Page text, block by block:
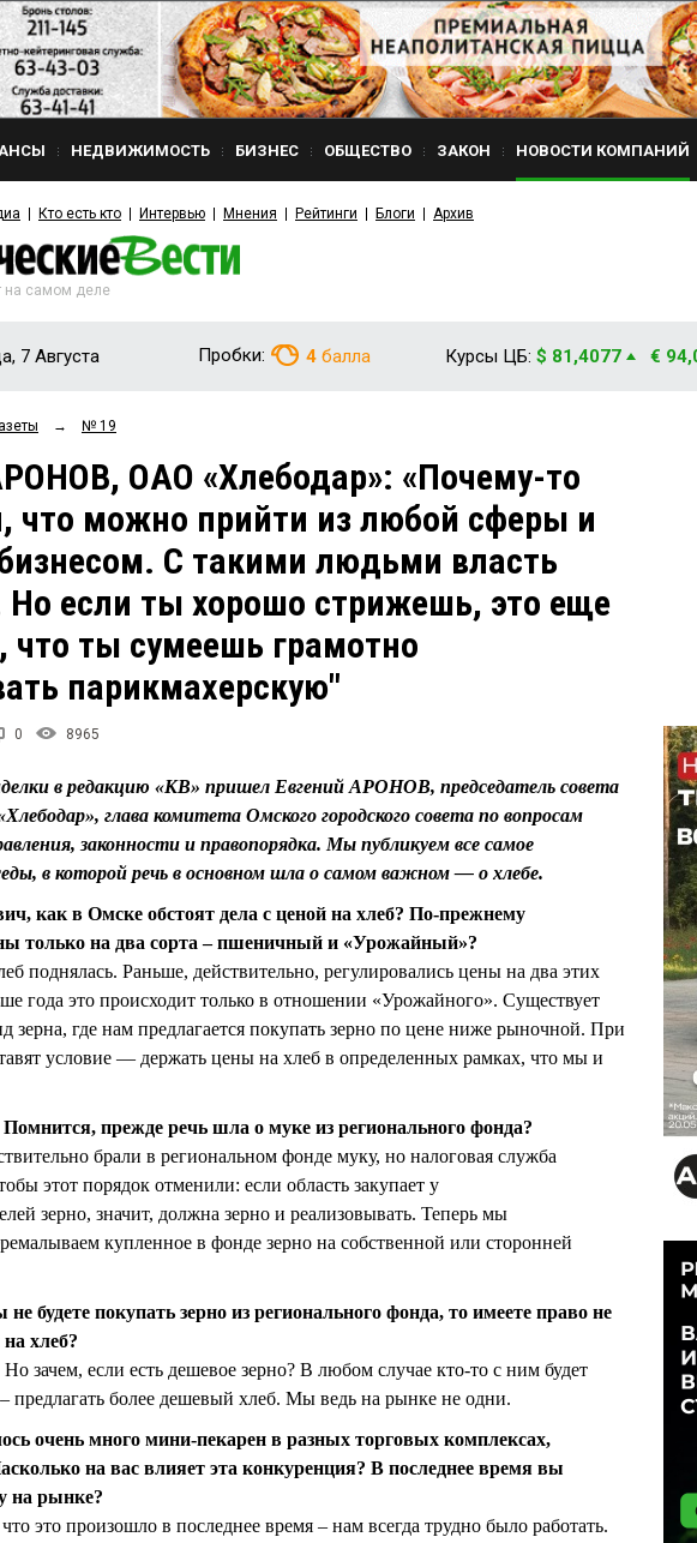
НЕДВИЖИМОСТЬ БИЗНЕС ОБЩЕСТВО ЗАКОН НОВОСТИ КОМПАНИЙ
Кто есть кто Интервью Мнения Рейтинги Блоги Архив
на самом деле
7 Августа Пробки: 4 балла Курсы ЦБ: $ 81,4077 €
→ № 19
ОАО «Хлебодар»: «Почему-то
что можно прийти из любой сферы и
С такими людьми власть
Но если ты хорошо стрижешь, это еще
что ты сумеешь грамотно
парикмахерскую"
0 8965
в редакцию «КВ» пришел Евгений АРОНОВ, председатель совета
глава комитета Омского городского совета по вопросам
законности и правопорядка. Мы публикуем все самое
в которой речь в основном шла о самом важном — о хлебе.
как в Омске обстоят дела с ценой на хлеб? По-прежнему
только на два сорта – пшеничный и «Урожайный»?
поднялась. Раньше, действительно, регулировались цены на два этих
года это происходит только в отношении «Урожайного». Существует
зерна, где нам предлагается покупать зерно по цене ниже рыночной. При
условие — держать цены на хлеб в определенных рамках, что мы и
прежде речь шла о муке из регионального фонда?
брали в региональном фонде муку, но налоговая служба
этот порядок отменили: если область закупает у
зерно, значит, должна зерно и реализовывать. Теперь мы
купленное в фонде зерно на собственной или сторонней
будете покупать зерно из регионального фонда, то имеете право не
хлеб?
зачем, если есть дешевое зерно? В любом случае кто-то с ним будет
– предлагать более дешевый хлеб. Мы ведь на рынке не одни.
очень много мини-пекарен в разных торговых комплексах,
на вас влияет эта конкуренция? В последнее время вы
на рынке?
это произошло в последнее время – нам всегда трудно было работать.